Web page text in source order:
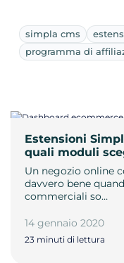
simpla cms
programma di
Estensioni
quali moduli
Un negozio online
davvero bene
commerciali so…
14 gennaio 2020
23 minuti di lettura